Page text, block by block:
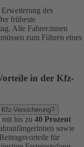
des
früheste
Alle Fahrer:innen
zum Führen eines
in der Kfz-
Versicherung?
bis zu 40 Prozent
sowie
Beitragsvorteile für